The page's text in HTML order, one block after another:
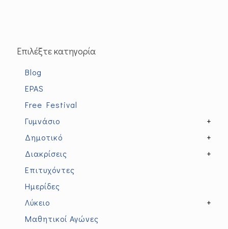
Επιλέξτε κατηγορία
Blog
EPAS
Free Festival
+
Γυμνάσιο
+
Δημοτικό
+
Διακρίσεις
Επιτυχόντες
Ημερίδες
+
Λύκειο
Μαθητικοί Αγώνες